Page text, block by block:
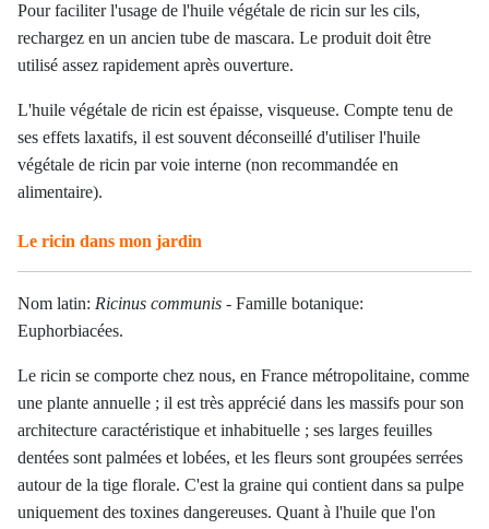
Pour faciliter l'usage de l'huile végétale de ricin sur les cils,
rechargez en un ancien tube de mascara. Le produit doit être
utilisé assez rapidement après ouverture.
L'huile végétale de ricin est épaisse, visqueuse. Compte tenu de
ses effets laxatifs, il est souvent déconseillé d'utiliser l'huile
végétale de ricin par voie interne (non recommandée en
alimentaire).
Le ricin dans mon jardin
Nom latin: Ricinus communis - Famille botanique:
Euphorbiacées.
Le ricin se comporte chez nous, en France métropolitaine, comme
une plante annuelle ; il est très apprécié dans les massifs pour son
architecture caractéristique et inhabituelle ; ses larges feuilles
dentées sont palmées et lobées, et les fleurs sont groupées serrées
autour de la tige florale. C'est la graine qui contient dans sa pulpe
uniquement des toxines dangereuses. Quant à l'huile que l'on